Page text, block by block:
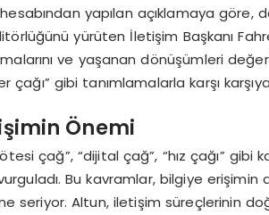
yapılan açıklamaya göre,
yürüten İletişim Başkanı
ve yaşanan dönüşümleri
çağı” gibi tanımlamalarla karşı
Önemi
çağ”, “dijital çağ”, “hız çağı” gibi
Bu kavramlar, bilgiye erişimin
seriyor. Altun, iletişim süreçlerinin